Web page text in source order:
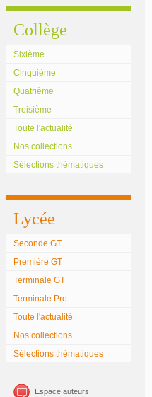
Collège
Sixième
Cinquième
Quatrième
Troisième
Toute l'actualité
Nos collections
Sélections thématiques
Lycée
Seconde GT
Première GT
Terminale GT
Terminale Pro
Toute l'actualité
Nos collections
Sélections thématiques
Espace auteurs